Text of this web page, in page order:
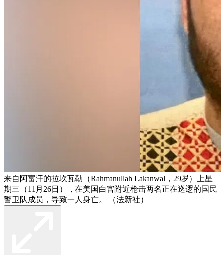
来自阿富汗的拉坎瓦勒（Rahmanullah Lakanwal，29岁）上星
期三（11月26日），在美国白宫附近枪击两名正在巡逻的国民
警卫队成员，导致一人身亡。 （法新社）